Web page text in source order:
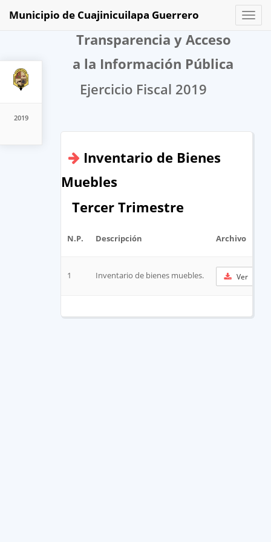
2019
Toggle
Municipio de Cuajinicuilapa Guerrero
Transparencia y Acceso
a la Información Pública
Ejercicio Fiscal 2019
Inventario de Bienes
Muebles
Tercer Trimestre
N.P. Descripción Archivo
1 Inventario de bienes muebles. Ver